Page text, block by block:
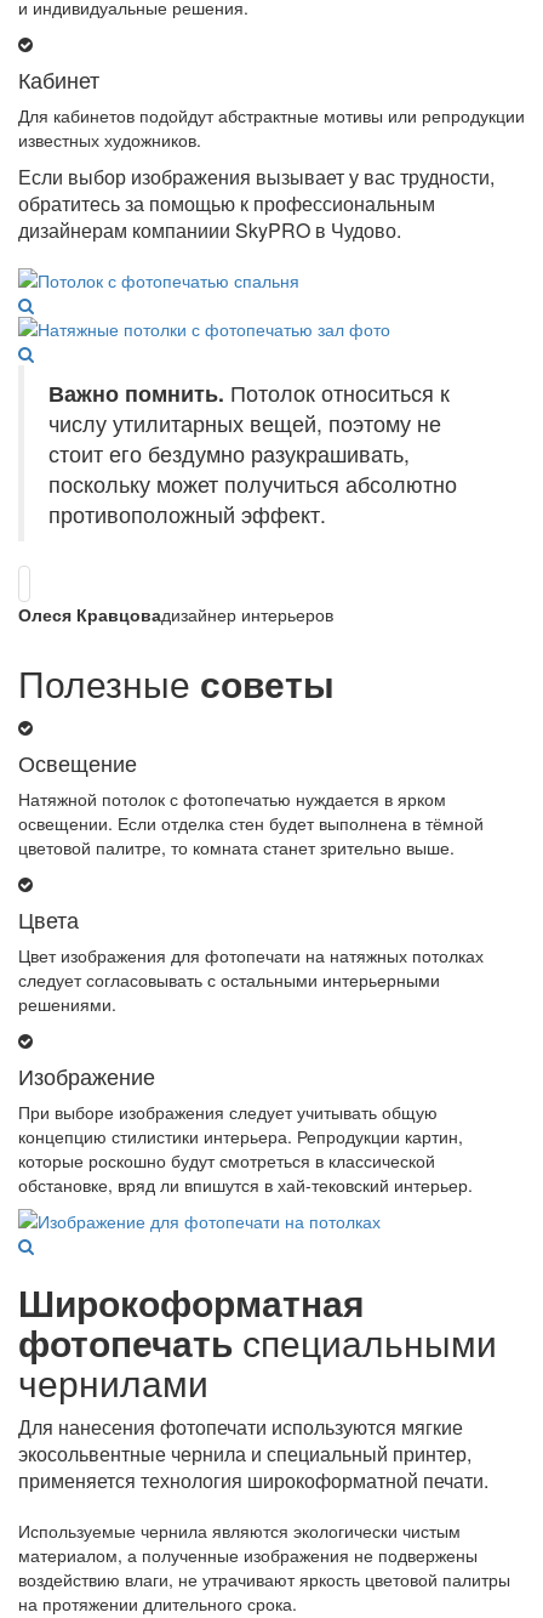
и индивидуальные решения.
Кабинет
Для кабинетов подойдут абстрактные мотивы или репродукции
известных художников.
Если выбор изображения вызывает у вас трудности,
обратитесь за помощью к профессиональным
дизайнерам компаниии SkyPRO в Чудово.
Важно помнить. Потолок относиться к
числу утилитарных вещей, поэтому не
стоит его бездумно разукрашивать,
поскольку может получиться абсолютно
противоположный эффект.
Олеся Кравцовадизайнер интерьеров
Полезные советы
Освещение
Натяжной потолок с фотопечатью нуждается в ярком
освещении. Если отделка стен будет выполнена в тёмной
цветовой палитре, то комната станет зрительно выше.
Цвета
Цвет изображения для фотопечати на натяжных потолках
следует согласовывать с остальными интерьерными
решениями.
Изображение
При выборе изображения следует учитывать общую
концепцию стилистики интерьера. Репродукции картин,
которые роскошно будут смотреться в классической
обстановке, вряд ли впишутся в хай-тековский интерьер.
Широкоформатная
фотопечать специальными
чернилами
Для нанесения фотопечати используются мягкие
экосольвентные чернила и специальный принтер,
применяется технология широкоформатной печати.
Используемые чернила являются экологически чистым
материалом, а полученные изображения не подвержены
воздействию влаги, не утрачивают яркость цветовой палитры
на протяжении длительного срока.